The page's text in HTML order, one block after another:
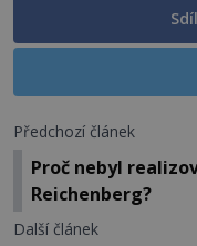
Předchozí článek
Proč nebyl
Reichenberg?
Další článek